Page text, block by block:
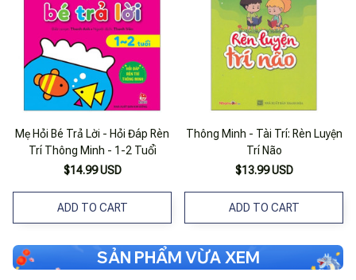
Mẹ Hỏi Bé Trả Lời - Hỏi Đáp Rèn
Trí Thông Minh - 1-2 Tuổi
$14.99 USD
ADD TO CART
Thông Minh - Tài Trí: Rèn Luyện
Trí Não
$13.99 USD
ADD TO CART
SẢN PHẨM VỪA XEM